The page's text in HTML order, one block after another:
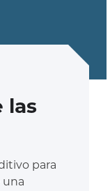
las
para
una